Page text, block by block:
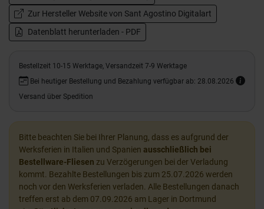
Zur Hersteller Website von Sant Agostino Digitalart
Datenblatt herunterladen - PDF
Bestellzeit 10-15 Werktage, Versandzeit 7-9 Werktage
Bei heutiger Bestellung und Bezahlung verfügbar ab: 28.08.2026
Versand über Spedition
Bitte beachten Sie bei Ihrer Planung, dass es aufgrund der
Werksferien in Italien und Spanien ausschließlich bei
Bestellware-Fliesen zu Verzögerungen bei der Verladung
kommt. Bezahlte Bestellungen bis zum 25.07.2026 werden
noch vor den Werksferien verladen. Alle Bestellungen danach
treffen erst ab dem 07.09.2026 am Lager in Dortmund